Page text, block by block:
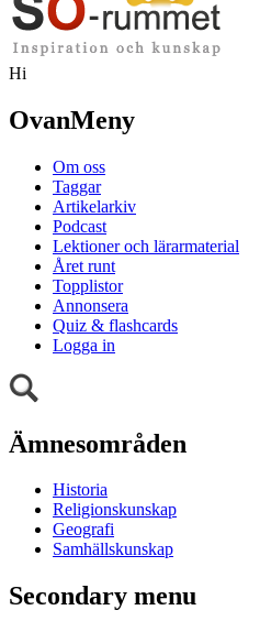
Hi
OvanMeny
Om oss
Taggar
Artikelarkiv
Podcast
Lektioner och lärarmaterial
Året runt
Topplistor
Annonsera
Quiz & flashcards
Logga in
Ämnesområden
Historia
Religionskunskap
Geografi
Samhällskunskap
Secondary menu